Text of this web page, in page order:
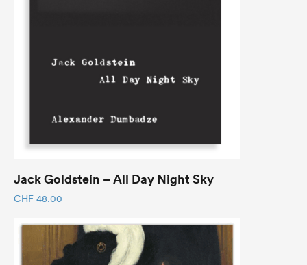
Jack Goldstein – All Day Night Sky
CHF 48.00